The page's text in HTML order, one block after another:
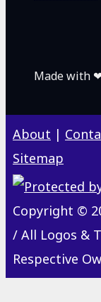
Made with
About |
Sitemap
Copyright ©
/ All Logos &
Respective